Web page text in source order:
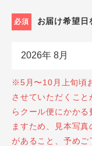
必須 お届け希望日
※5月〜10月上旬頃
させていただくこ
らクール便にかか
ますため、見本写
があること、予めご